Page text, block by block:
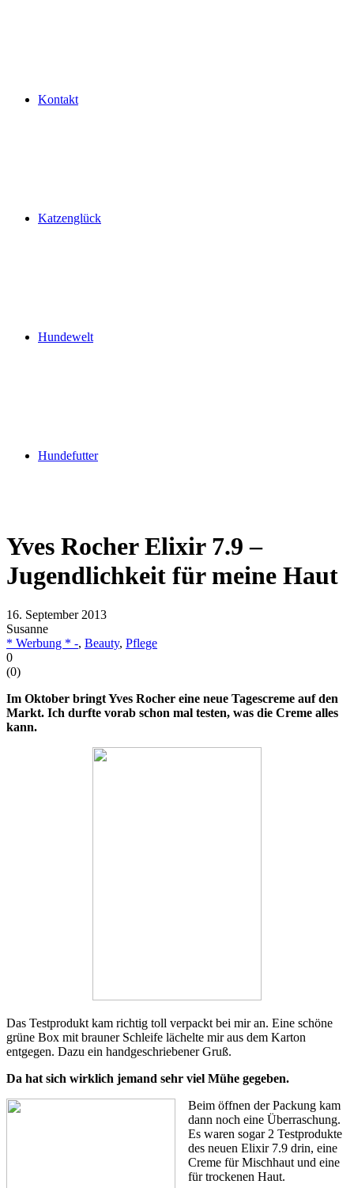
Kontakt
Katzenglück
Hundewelt
Hundefutter
Yves Rocher Elixir 7.9 –
Jugendlichkeit für meine Haut
16. September 2013
Susanne
* Werbung * -, Beauty, Pflege
0
(0)
Im Oktober bringt Yves Rocher eine neue Tagescreme auf den
Markt. Ich durfte vorab schon mal testen, was die Creme alles
kann.
Das Testprodukt kam richtig toll verpackt bei mir an. Eine schöne
grüne Box mit brauner Schleife lächelte mir aus dem Karton
entgegen. Dazu ein handgeschriebener Gruß.
Da hat sich wirklich jemand sehr viel Mühe gegeben.
Beim öffnen der Packung kam
dann noch eine Überraschung.
Es waren sogar 2 Testprodukte
des neuen Elixir 7.9 drin, eine
Creme für Mischhaut und eine
für trockenen Haut.